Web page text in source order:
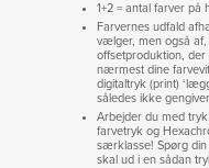
1+2 = antal farver på
Farvernes udfald
vælger, men også
offsetproduktion,
nærmest dine
digitaltryk (print)
således ikke
Arbejder du med
farvetryk og
særklasse! Spørg
skal ud i en sådan